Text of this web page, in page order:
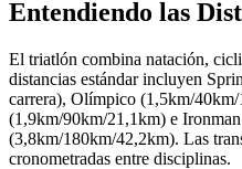
Entendiendo las
El triatlón combina natación,
distancias estándar incluyen
carrera), Olímpico (1,5km/
(1,9km/90km/21,1km) e
(3,8km/180km/42,2km). Las
cronometradas entre disciplinas.